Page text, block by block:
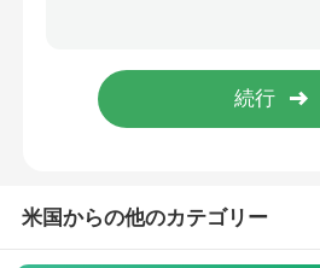
継ぎ目が無いステンレス鋼の管
米国からの他のカテゴリー